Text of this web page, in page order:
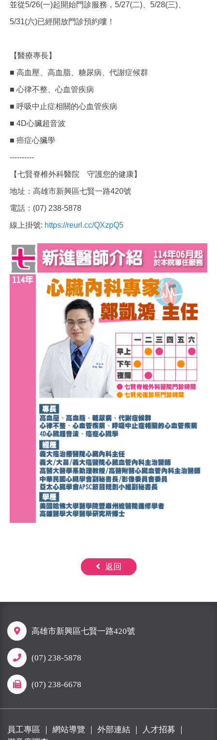
並從5/26(一)起開始門診服務，5/27(二)、5/28(三)、
5/31(六)已經開放門診預約嘍！
【醫療專長】
■ 高血壓、高血脂、糖尿病、代謝症候群
■ 心律不整、心血管疾病
■ 呼吸中止症相關的心血管疾病
■ 4D心臟超音波
■ 癌症心臟學
----------
【七賢脊椎外科醫院 守護您的健康】
地址：高雄市新興區七賢一路420號
電話：(07) 238-5878
線上掛號: https://reurl.cc/QXzpQ5
返回
高雄市新興區七賢一路420號
(07) 238-5878
(07) 238-6678
員工專區 ｜ 網站導覽 ｜ 外部連結 ｜ 人才招募 ｜